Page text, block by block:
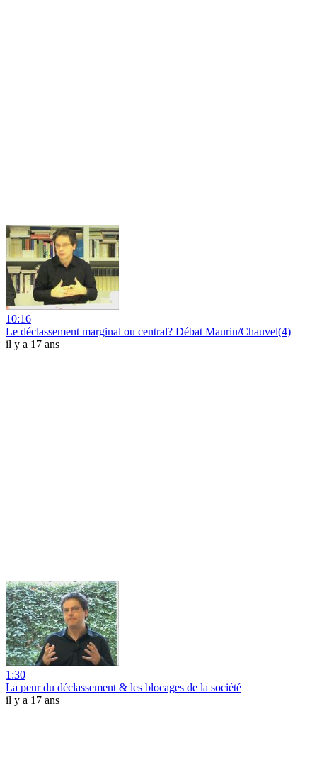
10:16
Le déclassement marginal ou central? Débat Maurin/Chauvel(4)
il y a 17 ans
1:30
La peur du déclassement & les blocages de la société
il y a 17 ans